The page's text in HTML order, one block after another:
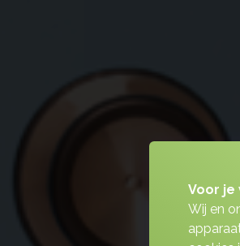
Voor je
Wij en